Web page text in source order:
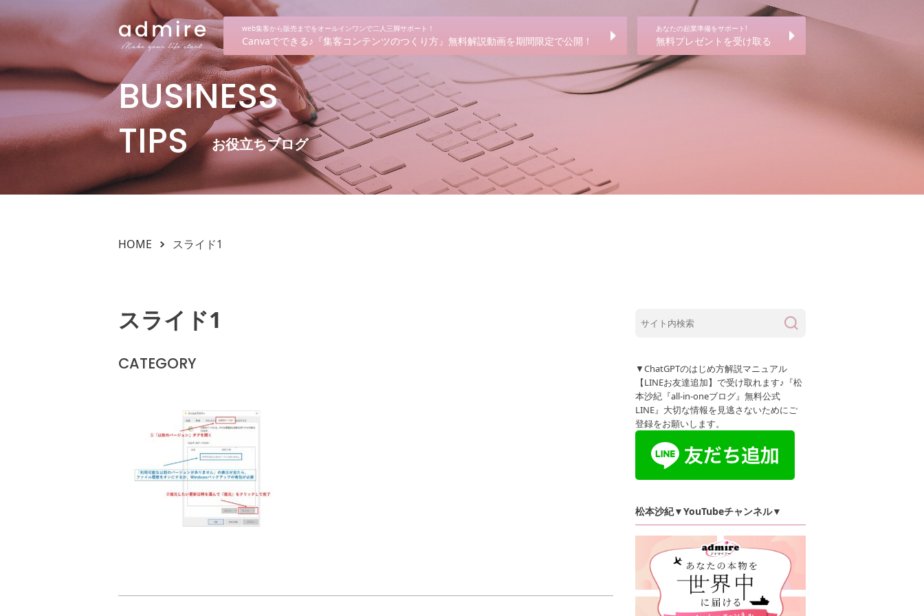
web集客から販売までをオールインワンで二人三脚サポート！
Canvaでできる♪『集客コンテンツのつくり方』無料解説動画を期間限定で公開！
あなたの起業準備をサポート!
無料プレゼントを受け取る
BUSINESS
TIPS
お役立ちブログ
HOME スライド1
スライド1
CATEGORY
▼ChatGPTのはじめ方解説マニュアル
【LINEお友達追加】で受け取れます♪『松
本沙紀『all-in-oneブログ』無料公式
LINE』大切な情報を見逃さないためにご
登録をお願いします。
松本沙紀▼YouTubeチャンネル▼